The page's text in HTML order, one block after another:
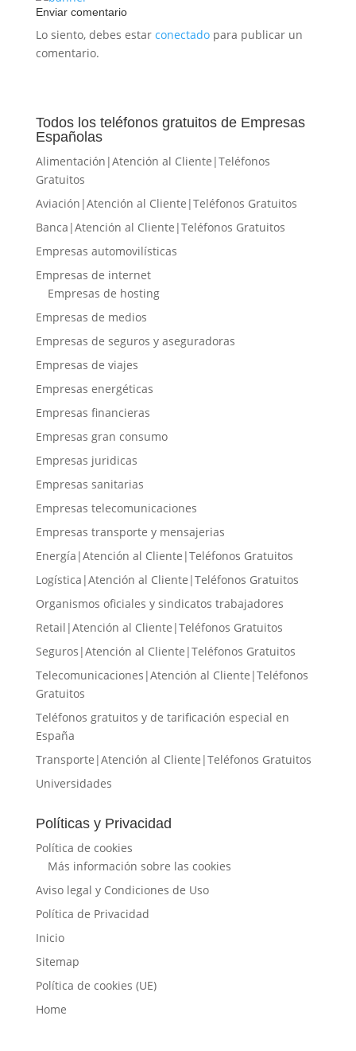
Enviar comentario
Lo siento, debes estar conectadopara publicar un
comentario.
Todos los teléfonos gratuitos de Empresas
Españolas
Alimentación|Atención al Cliente|Teléfonos
Gratuitos
Aviación|Atención al Cliente|Teléfonos Gratuitos
Banca|Atención al Cliente|Teléfonos Gratuitos
Empresas automovilísticas
Empresas de internet
Empresas de hosting
Empresas de medios
Empresas de seguros y aseguradoras
Empresas de viajes
Empresas energéticas
Empresas financieras
Empresas gran consumo
Empresas juridicas
Empresas sanitarias
Empresas telecomunicaciones
Empresas transporte y mensajerias
Energía|Atención al Cliente|Teléfonos Gratuitos
Logística|Atención al Cliente|Teléfonos Gratuitos
Organismos oficiales y sindicatos trabajadores
Retail|Atención al Cliente|Teléfonos Gratuitos
Seguros|Atención al Cliente|Teléfonos Gratuitos
Telecomunicaciones|Atención al Cliente|Teléfonos
Gratuitos
Teléfonos gratuitos y de tarificación especial en
España
Transporte|Atención al Cliente|Teléfonos Gratuitos
Universidades
Políticas y Privacidad
Política de cookies
Más información sobre las cookies
Aviso legal y Condiciones de Uso
Política de Privacidad
Inicio
Sitemap
Política de cookies (UE)
Home